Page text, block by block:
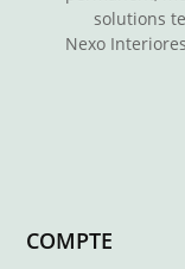
solutions
Nexo
COMPTE